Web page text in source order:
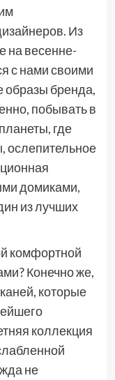
Из
на весенне-
с нами своими
образы бренда,
побывать в
где
ослепительное
домиками,
из лучших
комфортной
Конечно же,
которые
коллекция
не